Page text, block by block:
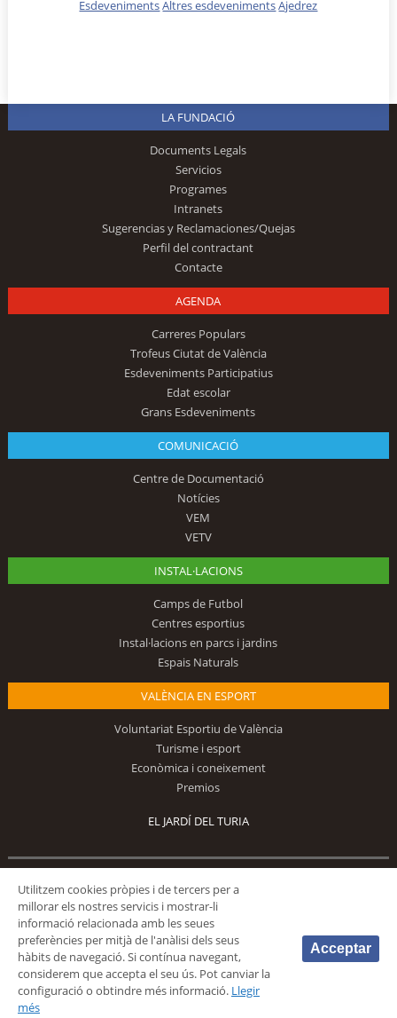
EsdevenimentsAltres esdevenimentsAjedrez
LA FUNDACIÓ
Documents Legals
Servicios
Programes
Intranets
Sugerencias y Reclamaciones/Quejas
Perfil del contractant
Contacte
AGENDA
Carreres Populars
Trofeus Ciutat de València
Esdeveniments Participatius
Edat escolar
Grans Esdeveniments
COMUNICACIÓ
Centre de Documentació
Notícies
VEM
VETV
INSTAL·LACIONS
Camps de Futbol
Centres esportius
Instal·lacions en parcs i jardins
Espais Naturals
VALÈNCIA EN ESPORT
Voluntariat Esportiu de València
Turisme i esport
Econòmica i coneixement
Premios
EL JARDÍ DEL TURIA
© 2026 Fundación Deportiva Municipal Valencia |AVÍS LEGAL
Utilitzem cookies pròpies i de tercers per a
millorar els nostres servicis i mostrar-li
informació relacionada amb les seues
preferències per mitjà de l'anàlisi dels seus
hàbits de navegació. Si contínua navegant,
considerem que accepta el seu ús. Pot canviar la
configuració o obtindre més informació. Llegir
més
Acceptar